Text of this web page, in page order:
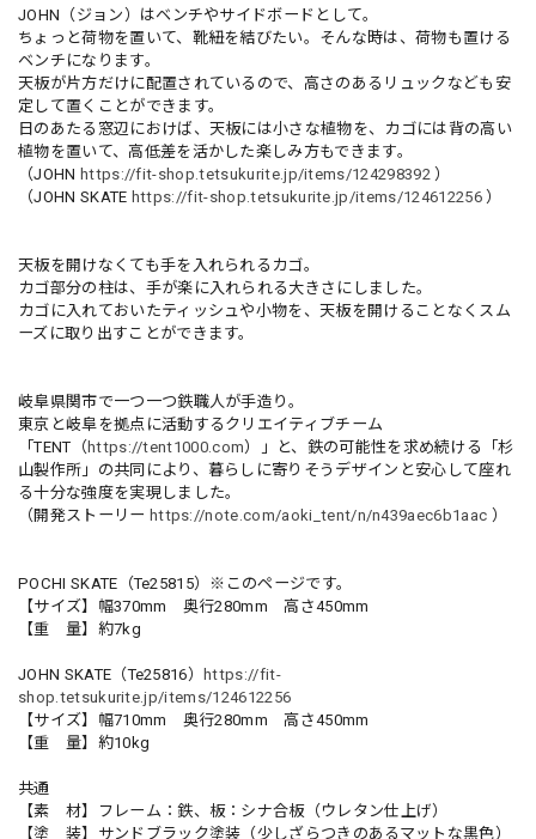
JOHN（ジョン）はベンチやサイドボードとして。
ちょっと荷物を置いて、靴紐を結びたい。そんな時は、荷物も置ける
ベンチになります。
天板が片方だけに配置されているので、高さのあるリュックなども安
定して置くことができます。
日のあたる窓辺におけば、天板には小さな植物を、カゴには背の高い
植物を置いて、高低差を活かした楽しみ方もできます。
（JOHN https://fit-shop.tetsukurite.jp/items/124298392 ）
（JOHN SKATE https://fit-shop.tetsukurite.jp/items/124612256）
天板を開けなくても手を入れられるカゴ。
カゴ部分の柱は、手が楽に入れられる大きさにしました。
カゴに入れておいたティッシュや小物を、天板を開けることなくスム
ーズに取り出すことができます。
岐阜県関市で一つ一つ鉄職人が手造り。
東京と岐阜を拠点に活動するクリエイティブチーム
「TENT（ https://tent1000.com）」と、鉄の可能性を求め続ける「杉
山製作所」の共同により、暮らしに寄りそうデザインと安心して座れ
る十分な強度を実現しました。
（開発ストーリー https://note.com/aoki_tent/n/n439aec6b1aac ）
POCHI SKATE（Te25815）※このページです。
【サイズ】幅370mm 奥行280mm 高さ450mm
【重 量】約7kg
JOHN SKATE（Te25816）
https://fit-
shop.tetsukurite.jp/items/124612256
【サイズ】幅710mm 奥行280mm 高さ450mm
【重 量】約10kg
共通
【素 材】フレーム：鉄、板：シナ合板（ウレタン仕上げ）
【塗 装】サンドブラック塗装（少しざらつきのあるマットな黒色）